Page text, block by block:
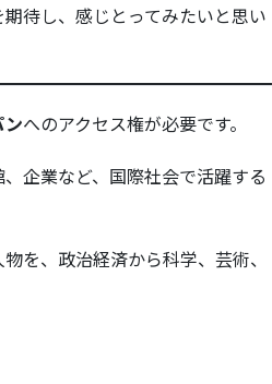
待し、感じとってみたいと思い
へのアクセス権が必要です。
企業など、国際社会で活躍する
を、政治経済から科学、芸術、